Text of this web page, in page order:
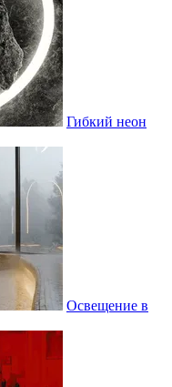
Гибкий неон
Освещение в